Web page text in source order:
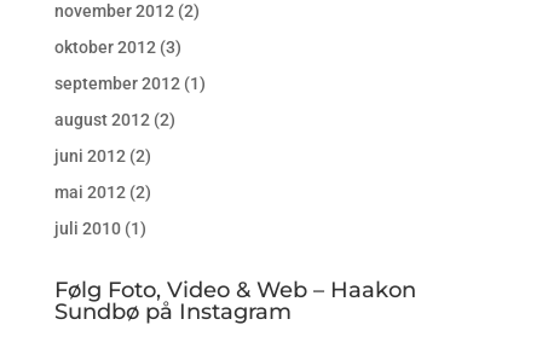
november 2012(2)
oktober 2012(3)
september 2012(1)
august 2012(2)
juni 2012(2)
mai 2012(2)
juli 2010(1)
Følg Foto, Video & Web – Haakon
Sundbø på Instagram